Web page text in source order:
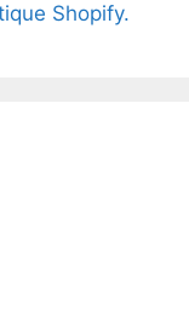
Shopify.